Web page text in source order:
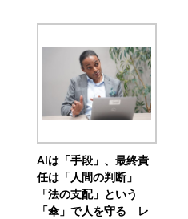
AIは「手段」、最終責
任は「人間の判断」
「法の支配」という
「傘」で人を守る レ